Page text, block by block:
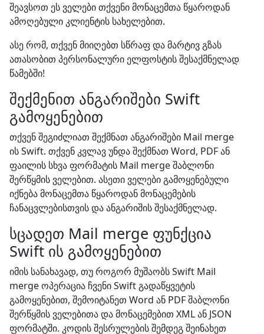
შეავსოთ ეს ველები თქვენი მონაცემთა წყაროდან
ამოღებული კლიენტის სახელებით.
ასე რომ, თქვენ მიიღებთ სწრაფ და მარტივ გზას
ათასობით პერსონალური ელფოსტის შესაქმნელად
წამებში!
შექმენით ანგარიშები Swift
გამოყენებით
თქვენ შეგიძლიათ შექმნათ ანგარიშები Mail merge
ის Swift. თქვენ კვლავ უნდა შექმნათ Word, PDF ან
ფაილის სხვა ფორმატის Mail merge შაბლონი
შერწყმის ველებით. ასეთი ველები გამოყენებული
იქნება მონაცემთა წყაროდან მონაცემების
ჩანაცვლებისთვის და ანგარიშის შესაქმნელად.
სცადეთ Mail merge ფუნქცია
Swift ის გამოყენებით
იმის სანახავად, თუ როგორ მუშაობს Swift Mail
merge ოპერაცია ჩვენი Swift გადაწყვეტის
გამოყენებით, შემოიტანეთ Word ან PDF შაბლონი
შერწყმის ველებითა და მონაცემებით XML ან JSON
ფორმატში. კოდის შესრულების შემდეგ შეინახეთ